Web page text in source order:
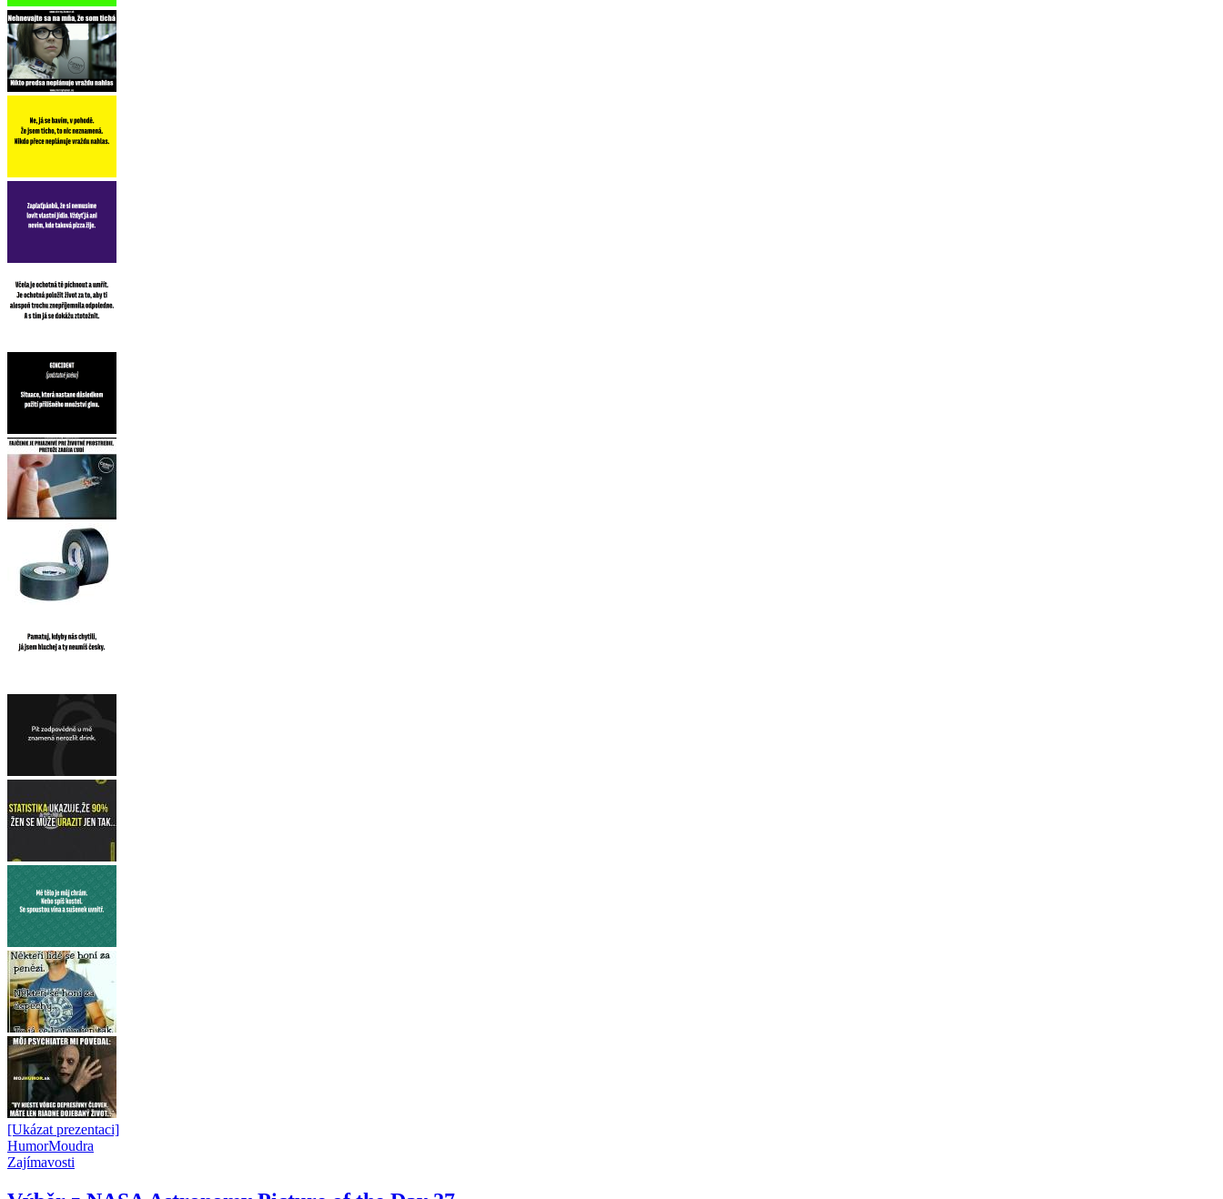
[Ukázat prezentaci]
HumorMoudra
Zajímavosti